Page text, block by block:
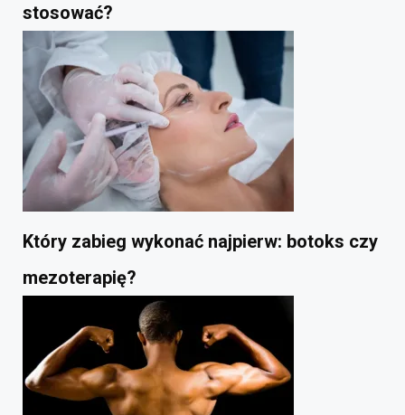
stosować?
Który zabieg wykonać najpierw: botoks czy
mezoterapię?